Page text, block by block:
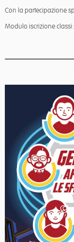
Con la partecipazione
Modulo iscrizione classi: